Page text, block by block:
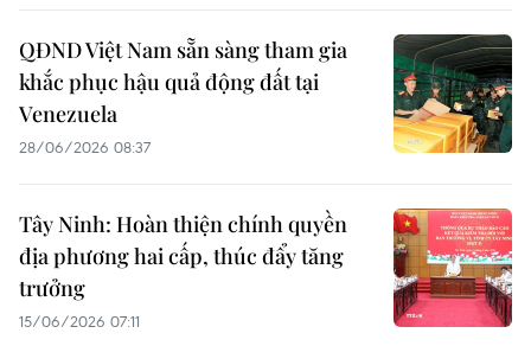
QĐND Việt Nam sẵn sàng tham gia
khắc phục hậu quả động đất tại
Venezuela
28/06/2026 08:37
Tây Ninh: Hoàn thiện chính quyền
địa phương hai cấp, thúc đẩy tăng
trưởng
15/06/2026 07:11